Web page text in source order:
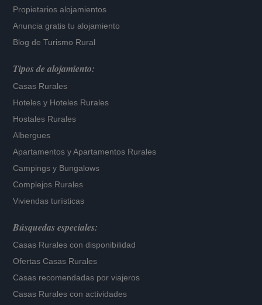
Propietarios alojamientos
Anuncia gratis tu alojamiento
Blog de Turismo Rural
Tipos de alojamiento:
Casas Rurales
Hoteles y Hoteles Rurales
Hostales Rurales
Albergues
Apartamentos yApartamentos Rurales
Campings y Bungalows
Complejos Rurales
Viviendas turísticas
Búsquedas especiales:
Casas Rurales con disponibilidad
Ofertas Casas Rurales
Casas recomendadas por viajeros
Casas Rurales con actividades